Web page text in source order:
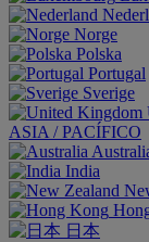
Norge
Polska
Portugal
Sverige
ASIA / PACÍFICO
India
日本